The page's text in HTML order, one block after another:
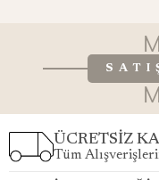
ÜCRETSİZ
Tüm